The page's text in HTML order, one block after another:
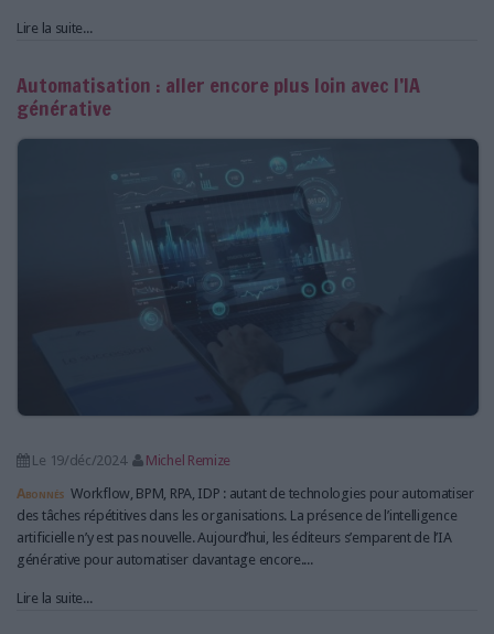
Lire la suite...
Automatisation : aller encore plus loin avec l’IA
générative
Le 19/déc/2024
Michel Remize
Abonnés Workflow, BPM, RPA, IDP : autant de technologies pour automatiser
des tâches répétitives dans les organisations. La présence de l’intelligence
artificielle n’y est pas nouvelle. Aujourd’hui, les éditeurs s’emparent de l’IA
générative pour automatiser davantage encore....
Lire la suite...